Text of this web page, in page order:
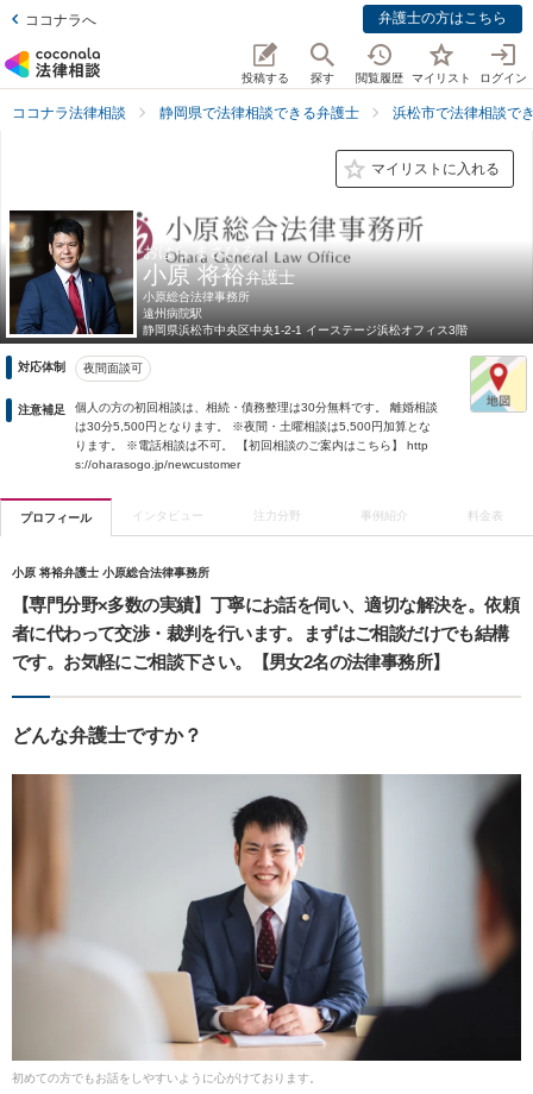
ココナラへ 弁護士の方はこちら
投稿する 探す 閲覧履歴 マイリスト ログイン
ココナラ法律相談 静岡県で法律相談できる弁護士 浜松市で法律相談で
マイリストに入れる
おはら まさひろ
小原 将裕弁護士
小原総合法律事務所
遠州病院駅
静岡県浜松市中央区中央1-2-1 イーステージ浜松オフィス3階
対応体制 夜間面談可
注意補足
個人の方の初回相談は、相続・債務整理は30分無料です。 離婚相談
は30分5,500円となります。 ※夜間・土曜相談は5,500円加算とな
ります。 ※電話相談は不可。 【初回相談のご案内はこちら】 http
s://oharasogo.jp/newcustomer
プロフィール インタビュー 注力分野 事例紹介 料金表
小原 将裕弁護士 小原総合法律事務所
【専門分野×多数の実績】丁寧にお話を伺い、適切な解決を。依頼
者に代わって交渉・裁判を行います。まずはご相談だけでも結構
です。お気軽にご相談下さい。【男女2名の法律事務所】
どんな弁護士ですか？
初めての方でもお話をしやすいように心がけております。